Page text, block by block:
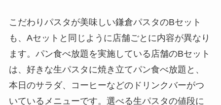
こだわりパスタが美味しい鎌倉パスタのBセット
も、Aセットと同じように店舗ごとに内容が異なり
ます。パン食べ放題を実施している店舗のBセット
は、好きな生パスタに焼き立てパン食べ放題と、
本日のサラダ、コーヒーなどのドリンクバーがつ
いているメニューです。選べる生パスタの値段に